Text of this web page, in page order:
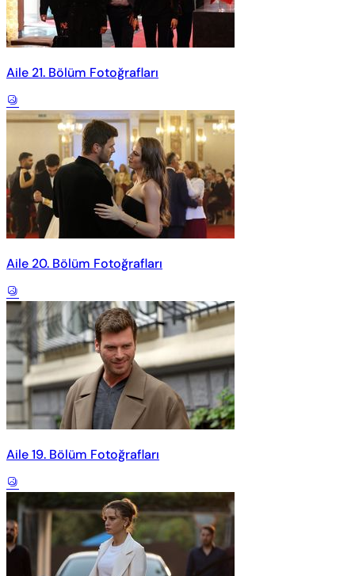
Aile 21. Bölüm Fotoğrafları
Aile 20. Bölüm Fotoğrafları
Aile 19. Bölüm Fotoğrafları